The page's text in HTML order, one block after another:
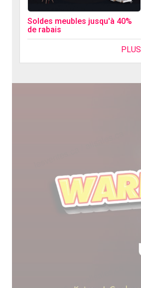
Soldes meubles jusqu'à 40%
de rabais
PLUS